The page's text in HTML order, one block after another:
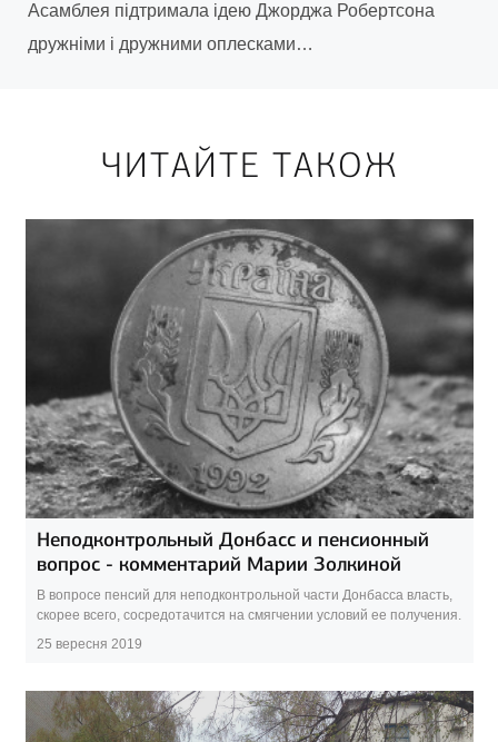
Асамблея підтримала ідею Джорджа Робертсона
дружніми і дружними оплесками…
ЧИТАЙТЕ ТАКОЖ
Неподконтрольный Донбасс и пенсионный
вопрос - комментарий Марии Золкиной
В вопросе пенсий для неподконтрольной части Донбасса власть,
скорее всего, сосредотачится на смягчении условий ее получения.
25 вересня 2019